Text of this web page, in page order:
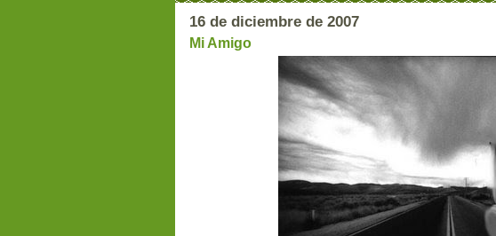
16 de diciembre de 2007
Mi Amigo